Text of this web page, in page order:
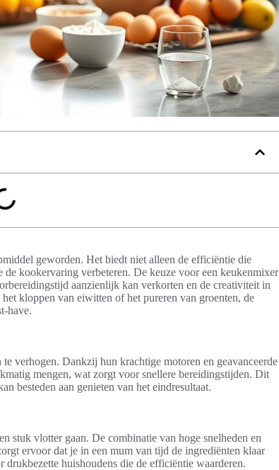
geworden. Het biedt niet alleen de efficiëntie die
kookervaring verbeteren. De keuze voor een keukenmixer
aanzienlijk kan verkorten en de creativiteit in
kloppen van eiwitten of het pureren van groenten, de
have.
verhogen. Dankzij hun krachtige motoren en geavanceerde
mengen, wat zorgt voor snellere bereidingstijden. Dit
besteden aan genieten van het eindresultaat.
stuk vlotter gaan. De combinatie van hoge snelheden en
ervoor dat je in een mum van tijd de ingrediënten klaar
huishoudens die de efficiëntie waarderen.